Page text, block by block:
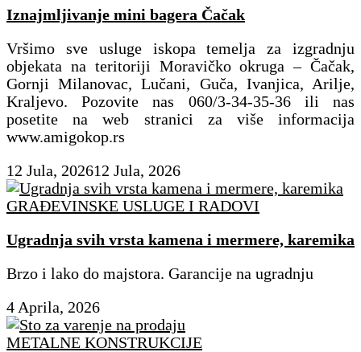
Iznajmljivanje mini bagera Čačak
Vršimo sve usluge iskopa temelja za izgradnju
objekata na teritoriji Moravičko okruga – Čačak,
Gornji Milanovac, Lučani, Guča, Ivanjica, Arilje,
Kraljevo. Pozovite nas 060/3-34-35-36 ili nas
posetite na web stranici za više informacija
www.amigokop.rs
12 Jula, 202612 Jula, 2026
GRAĐEVINSKE USLUGE I RADOVI
Ugradnja svih vrsta kamena i mermere, karemika
Brzo i lako do majstora. Garancije na ugradnju
4 Aprila, 2026
METALNE KONSTRUKCIJE